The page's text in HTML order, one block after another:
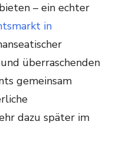
– ein echter
in
überraschenden
gemeinsam
dazu später im